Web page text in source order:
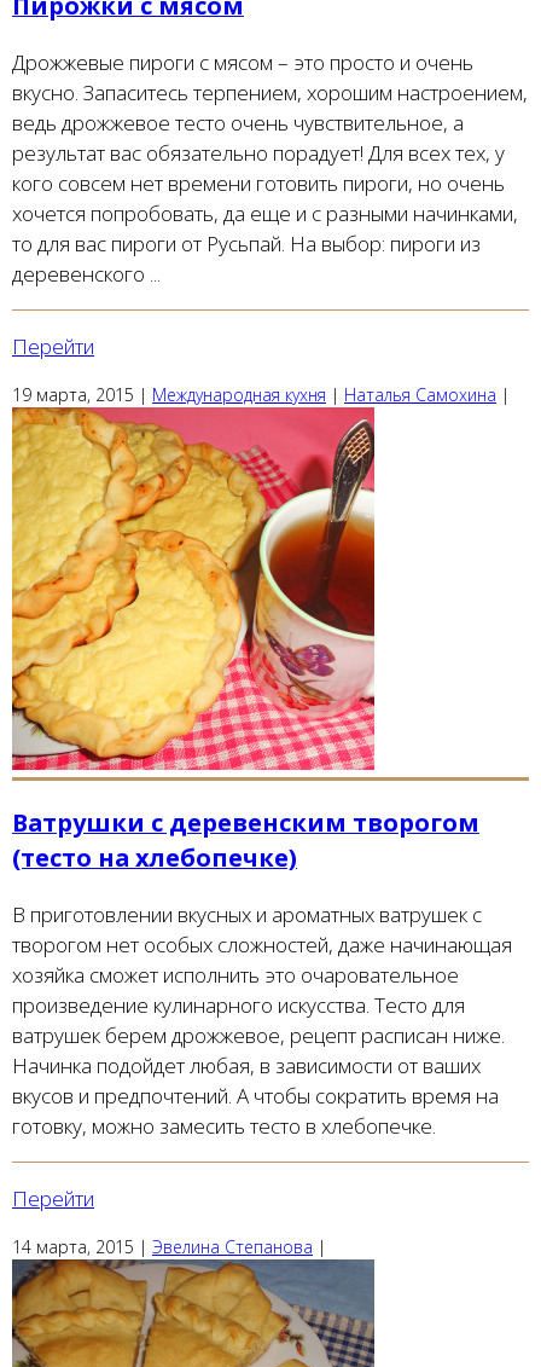
Дрожжевые пироги с мясом – это просто и очень
вкусно. Запаситесь терпением, хорошим настроением,
ведь дрожжевое тесто очень чувствительное, а
результат вас обязательно порадует! Для всех тех, у
кого совсем нет времени готовить пироги, но очень
хочется попробовать, да еще и с разными начинками,
то для вас пироги от Русьпай. На выбор: пироги из
деревенского ...
Перейти
19 марта, 2015 | Международная кухня | Наталья Самохина |
Ватрушки с деревенским творогом
(тесто на хлебопечке)
В приготовлении вкусных и ароматных ватрушек с
творогом нет особых сложностей, даже начинающая
хозяйка сможет исполнить это очаровательное
произведение кулинарного искусства. Тесто для
ватрушек берем дрожжевое, рецепт расписан ниже.
Начинка подойдет любая, в зависимости от ваших
вкусов и предпочтений. А чтобы сократить время на
готовку, можно замесить тесто в хлебопечке.
Перейти
14 марта, 2015 | Эвелина Степанова |